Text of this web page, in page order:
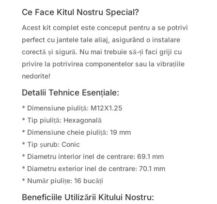
Ce Face Kitul Nostru Special?
Acest kit complet este conceput pentru a se potrivi
perfect cu jantele tale aliaj, asigurând o instalare
corectă și sigură. Nu mai trebuie să-ți faci griji cu
privire la potrivirea componentelor sau la vibrațiile
nedorite!
Detalii Tehnice Esențiale:
* Dimensiune piuliță: M12X1.25
* Tip piuliță: Hexagonală
* Dimensiune cheie piuliță: 19 mm
* Tip șurub: Conic
* Diametru interior inel de centrare: 69.1 mm
* Diametru exterior inel de centrare: 70.1 mm
* Număr piulițe: 16 bucăți
Beneficiile Utilizării Kitului Nostru: